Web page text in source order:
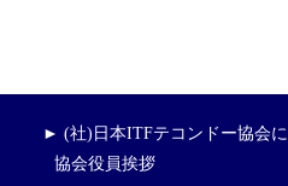
► (社)日本ITFテコンドー協会
協会役員挨拶